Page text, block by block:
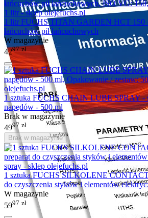
1 litr FUCHS TITAN GARDEN HCT 150
łańcuchów pił łańcuchowych
W magazynie
4297 zł
1 sztuka FUCHS CHAIN LUBE SPRAY -
napędów - 500 ml
Brak w magazynie
4997 zł
Brak w magazynie
1 sztuka FUCHS SILKOLENE
do czyszczenia styków i elementów
W magazynie
5997 zł